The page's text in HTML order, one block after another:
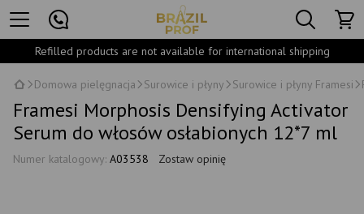
Refilled products are not available for international shipping
Domowa pielęgnacja Surowice i płyny Surowice i płyny Framesi
Framesi Morphosis Densifying Activator
Serum do włosów osłabionych 12*7 ml
Numer katalogowy: A03538 Zostaw opinię